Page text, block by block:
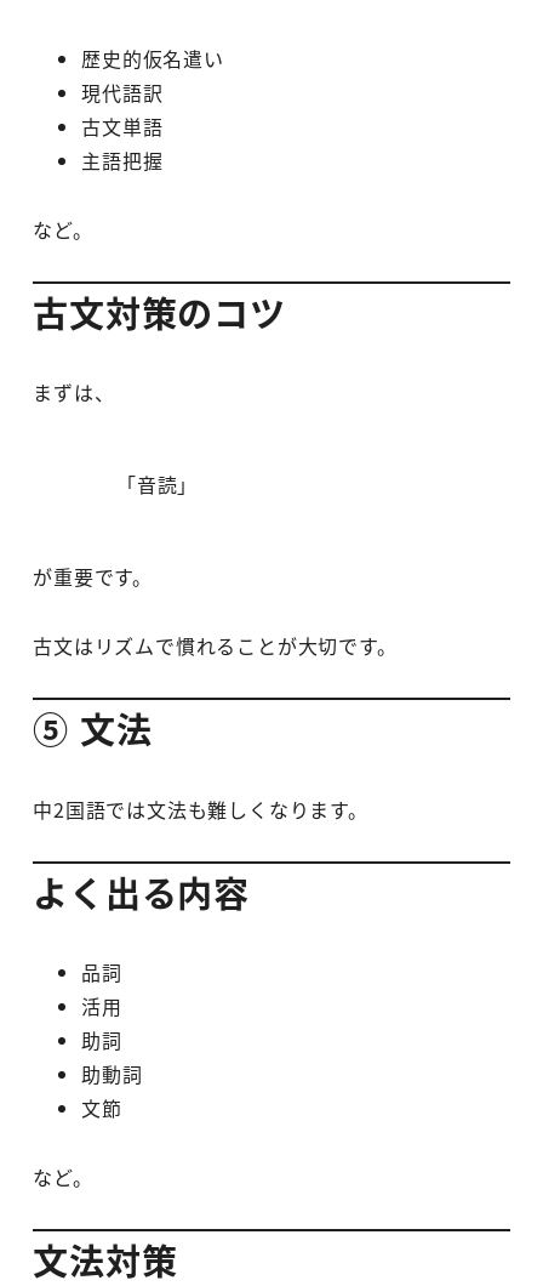
歴史的仮名遣い
現代語訳
古文単語
主語把握
など。
古文対策のコツ
まずは、
「音読」
が重要です。
古文はリズムで慣れることが大切です。
⑤ 文法
中2国語では文法も難しくなります。
よく出る内容
品詞
活用
助詞
助動詞
文節
など。
文法対策